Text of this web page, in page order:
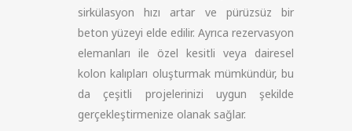
sirkülasyon hızı artar ve pürüzsüz bir
beton yüzeyi elde edilir. Ayrıca rezervasyon
elemanları ile özel kesitli veya dairesel
kolon kalıpları oluşturmak mümkündür, bu
da çeşitli projelerinizi uygun şekilde
gerçekleştirmenize olanak sağlar.